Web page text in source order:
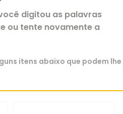
digitou as palavras
ou tente novamente a
itens abaixo que podem lhe